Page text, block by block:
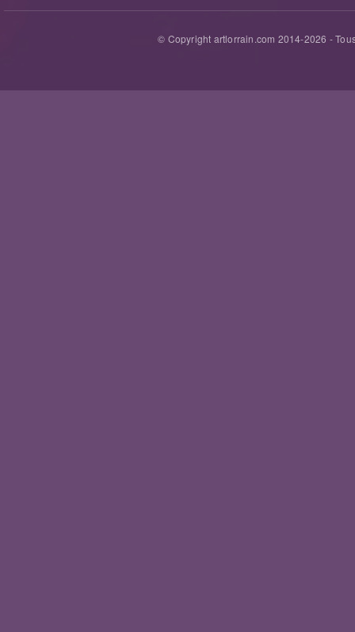
© Copyright artlorrain.com 2014-2026 -